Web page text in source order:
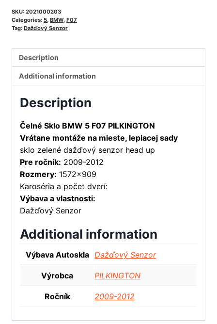
SKU: 2021000203
Categories: 5 BMW, F07
Tag: Dažďový Senzor
Description
Additional information
Description
Čelné Sklo BMW 5 F07 PILKINGTON
Vrátane montáže na mieste, lepiacej sady
sklo zelené dažďový senzor head up
Pre ročník: 2009-2012
Rozmery: 1572×909
Karoséria a počet dverí:
Výbava a vlastnosti:
Dažďový Senzor
Additional information
Výbava Autoskla Dažďový Senzor
Výrobca PILKINGTON
Ročník 2009-2012